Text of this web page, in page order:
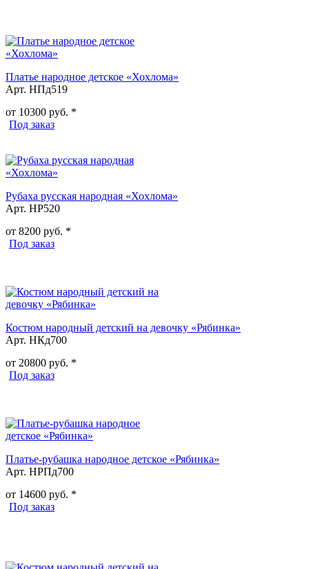
Платье народное детское «Хохлома»
Арт. НПд519
от 10300 руб. *
Под заказ
Рубаха русская народная «Хохлома»
Арт. НР520
от 8200 руб. *
Под заказ
Костюм народный детский на девочку «Рябинка»
Арт. НКд700
от 20800 руб. *
Под заказ
Платье-рубашка народное детское «Рябинка»
Арт. НРПд700
от 14600 руб. *
Под заказ